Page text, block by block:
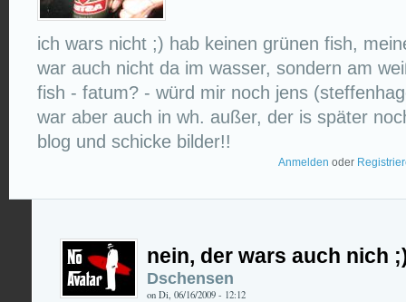
ich wars nicht ;) hab keinen grünen fish,
war auch nicht da im wasser, sondern am
fish - fatum? - würd mir noch jens
war aber auch in wh. außer, der is später
blog und schicke bilder!!
Anmelden oder
nein, der wars auch nich
Dschensen
on Di, 06/16/2009 - 12:12